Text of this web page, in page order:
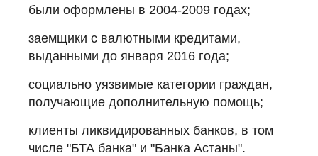
были оформлены в 2004-2009 годах;
заемщики с валютными кредитами,
выданными до января 2016 года;
социально уязвимые категории граждан,
получающие дополнительную помощь;
клиенты ликвидированных банков, в том
числе "БТА банка" и "Банка Астаны".